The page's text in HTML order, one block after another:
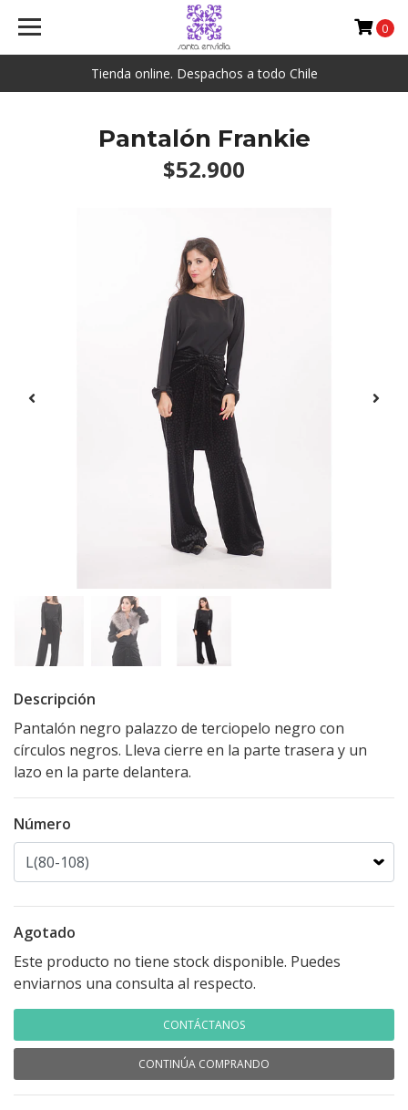
Tienda online. Despachos a todo Chile
0
Pantalón Frankie
$52.900
Descripción
Pantalón negro palazzo de terciopelo negro con
círculos negros. Lleva cierre en la parte trasera y un
lazo en la parte delantera.
Número
Agotado
Este producto no tiene stock disponible. Puedes
enviarnos una consulta al respecto.
CONTÁCTANOS
CONTINÚA COMPRANDO